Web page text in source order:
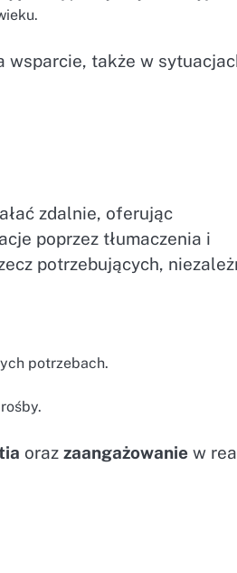
wsparcie, także w
zdalnie, oferując
poprzez tłumaczenia i
potrzebujących,
potrzebach.
oraz zaangażowanie w